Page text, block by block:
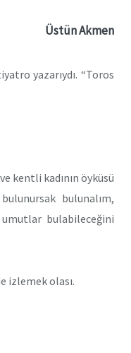
Üstün Akmen
yazarıydı. “Toros
kentli kadının öyküsü
bulunalım,
bulabileceğini
izlemek olası.